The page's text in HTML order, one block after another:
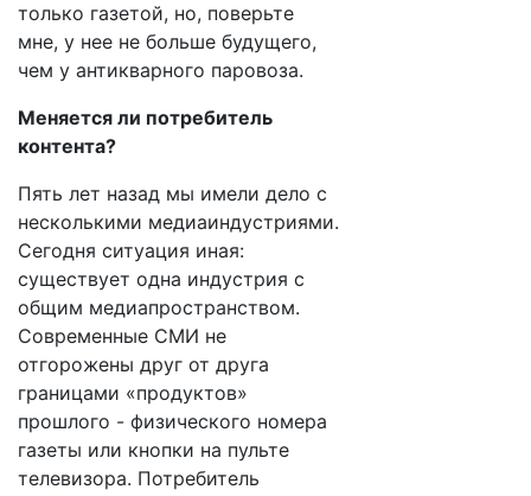
только газетой, но, поверьте
мне, у нее не больше будущего,
чем у антикварного паровоза.
Меняется ли потребитель
контента?
Пять лет назад мы имели дело с
несколькими медиаиндустриями.
Сегодня ситуация иная:
существует одна индустрия с
общим медиапространством.
Современные СМИ не
отгорожены друг от друга
границами «продуктов»
прошлого - физического номера
газеты или кнопки на пульте
телевизора. Потребитель